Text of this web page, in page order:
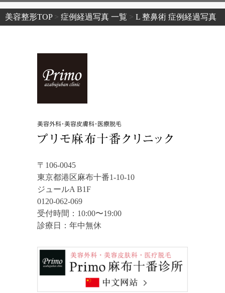
美容整形TOP> 症例経過写真 一覧 > L 整鼻術 症例経過写真
〒106-0045
東京都港区麻布十番1-10-10
ジュールA B1F
0120-062-069
受付時間：10:00〜19:00
診療日：年中無休